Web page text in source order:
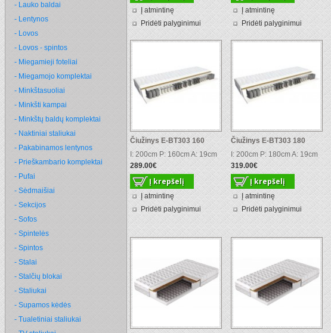
- Lauko baldai
- Lentynos
- Lovos
- Lovos - spintos
- Miegamieji foteliai
- Miegamojo komplektai
- Minkštasuoliai
- Minkšti kampai
- Minkštų baldų komplektai
- Naktiniai staliukai
- Pakabinamos lentynos
- Prieškambario komplektai
- Pufai
- Sėdmaišiai
- Sekcijos
- Sofos
- Spintelės
- Spintos
- Stalai
- Stalčių blokai
- Staliukai
- Supamos kėdės
- Tualetiniai staliukai
Į atmintinę
Pridėti palyginimui
Į atmintinę
Pridėti palyginimui
Čiužinys E-BT303 160
I: 200cm P: 160cm A: 19cm
289.00€
Į atmintinę
Pridėti palyginimui
Čiužinys E-BT303 180
I: 200cm P: 180cm A: 19cm
319.00€
Į atmintinę
Pridėti palyginimui